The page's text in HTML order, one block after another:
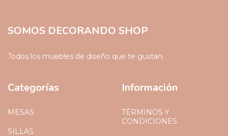
SOMOS DECORANDO SHOP
Todos los muebles de diseño que te gustan.
Categorías
MESAS
SILLAS
Información
TÉRMINOS Y
CONDICIONES